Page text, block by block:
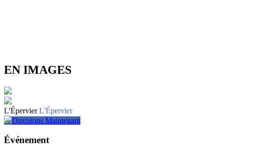
EN IMAGES
L'Épervier L'Épervier
Discutons Maintenant
Événement